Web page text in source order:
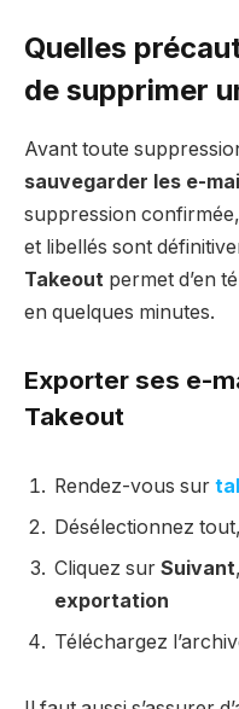
Quelles
de supprimer
Avant toute
sauvegarder les e-
suppression
et libellés sont
Takeout permet d’en
en quelques minutes.
Exporter ses e-
Takeout
Rendez-vous sur
Désélectionnez
Cliquez sur Suivant
exportation
Téléchargez